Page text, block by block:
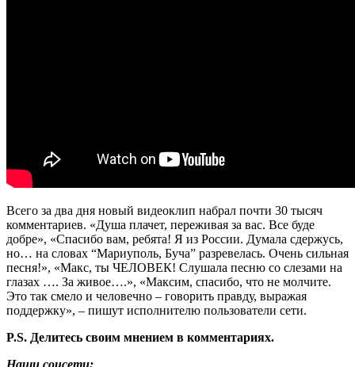
Всего за два дня новый видеоклип набрал почти 30 тысяч
комментариев. «Душа плачет, переживая за вас. Все буде
добре», «Спасибо вам, ребята! Я из России. Думала сдержусь,
но… на словах “Мариуполь, Буча” разревелась. Очень сильная
песня!», «Макс, ты ЧЕЛОВЕК! Слушала песню со слезами на
глазах …. За живое….», «Максим, спасибо, что не молчите.
Это так смело и человечно – говорить правду, выражая
поддержку», – пишут исполнителю пользователи сети.
P.S. Делитесь своим мнением в комментариях.
Наши соцсети: